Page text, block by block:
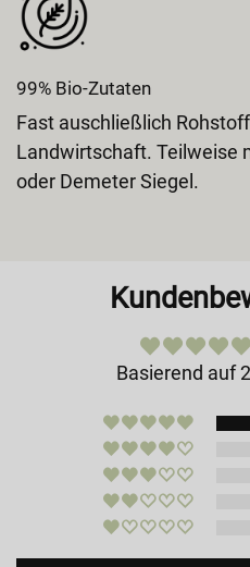
99% Bio-Zutaten
Fast auschließlich
Landwirtschaft. Teilweise
oder Demeter Siegel.
Basierend auf